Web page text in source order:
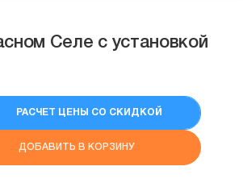
Селе с установкой
РАСЧЕТ ЦЕНЫ СО СКИДКОЙ
ДОБАВИТЬ В КОРЗИНУ